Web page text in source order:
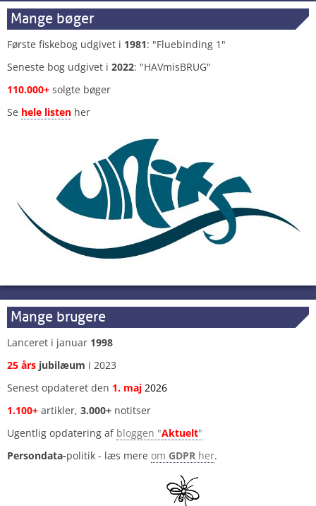
Mange bøger
Første fiskebog udgivet i 1981: "Fluebinding 1"
Seneste bog udgivet i 2022: "HAVmisBRUG"
110.000+ solgte bøger
Se hele listen her
Mange brugere
Lanceret i januar 1998
25 års jubilæum i 2023
Senest opdateret den 1. maj 2026
1.100+ artikler, 3.000+ notitser
Ugentlig opdatering af bloggen "Aktuelt"
Persondata-politik - læs mere om GDPR her.